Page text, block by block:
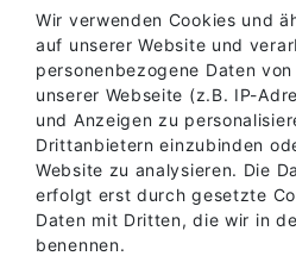
SERVICE
INFORMATIONEN
Wir verwenden Cookies und
auf unserer Website und
personenbezogene Daten
unserer Webseite (z.B. IP-
und Anzeigen zu
Drittanbietern einzubinden
Website zu analysieren. Die
erfolgt erst durch gesetzte
Daten mit Dritten, die wir in
benennen.